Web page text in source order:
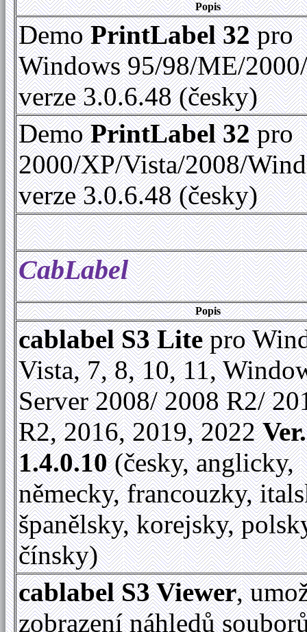
Popis
DemoPrintLabel 32pro
Windows 95/98/ME/
verze 3.0.6.48 (česky)
DemoPrintLabel 32pro
2000/XP/Vista/2008/
verze 3.0.6.48 (česky)
CabLabel
Popis
cablabel S3 Litepro
Vista, 7, 8, 10, 11,
Server 2008/ 2008 R2/
R2, 2016, 2019, 2022Ver.
1.4.0.10(česky, anglicky,
německy, francouzky,
španělsky, korejsky,
čínsky)
cablabel S3 Viewer,
zobrazení náhledů